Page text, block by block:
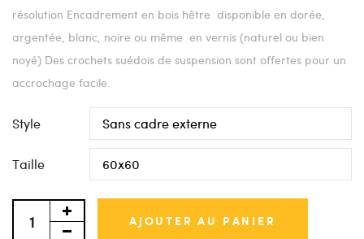
résolution Encadrement en bois hêtre disponible en dorée,
argentée, blanc, noire ou même en vernis (naturel ou bien
noyé) Des crochets suédois de suspension sont offertes pour un
accrochage facile.
Style
Taille
AJOUTER AU PANIER